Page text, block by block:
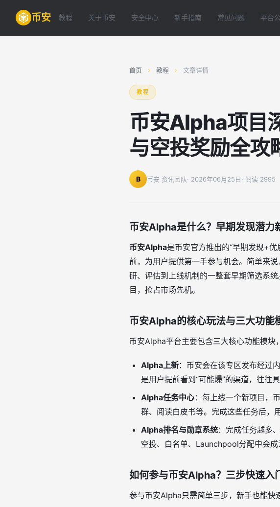
币安 教程 关于币安 安全中心 新手指南 常见问题 平台
首页 › 教程 › 文章详情
教程
币安Alpha项目
与空投奖励全攻
B 币安 资讯团队· 2026年06月25日· 阅读 2995
币安Alpha是什么？早期发现潜力
币安Alpha是币安官方推出的“早期发现+
前，为用户提供第一手参与机会。简单来
研、评估到上线机制的一整套早期筛选系
目，抢占市场先机。
币安Alpha的核心玩法与三大功能
币安Alpha平台主要包含三大核心功能模块
Alpha上新：币安会在该专区发布经过
是用户提前看到“可能爆”的渠道，往往
Alpha任务中心：每上线一个新项目，
群、阅读白皮书等。完成这些任务后，
Alpha排名与勋章系统：完成任务越多
空投、白名单、Launchpool分配中会成
如何参与币安Alpha？三步快速入
参与币安Alpha只需简单三步，新手也能快